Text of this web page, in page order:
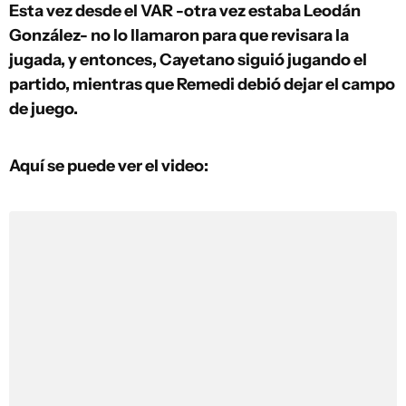
Esta vez desde el VAR -otra vez estaba Leodán
González- no lo llamaron para que revisara la
jugada, y entonces, Cayetano siguió jugando el
partido, mientras que Remedi debió dejar el campo
de juego.
Aquí se puede ver el video: